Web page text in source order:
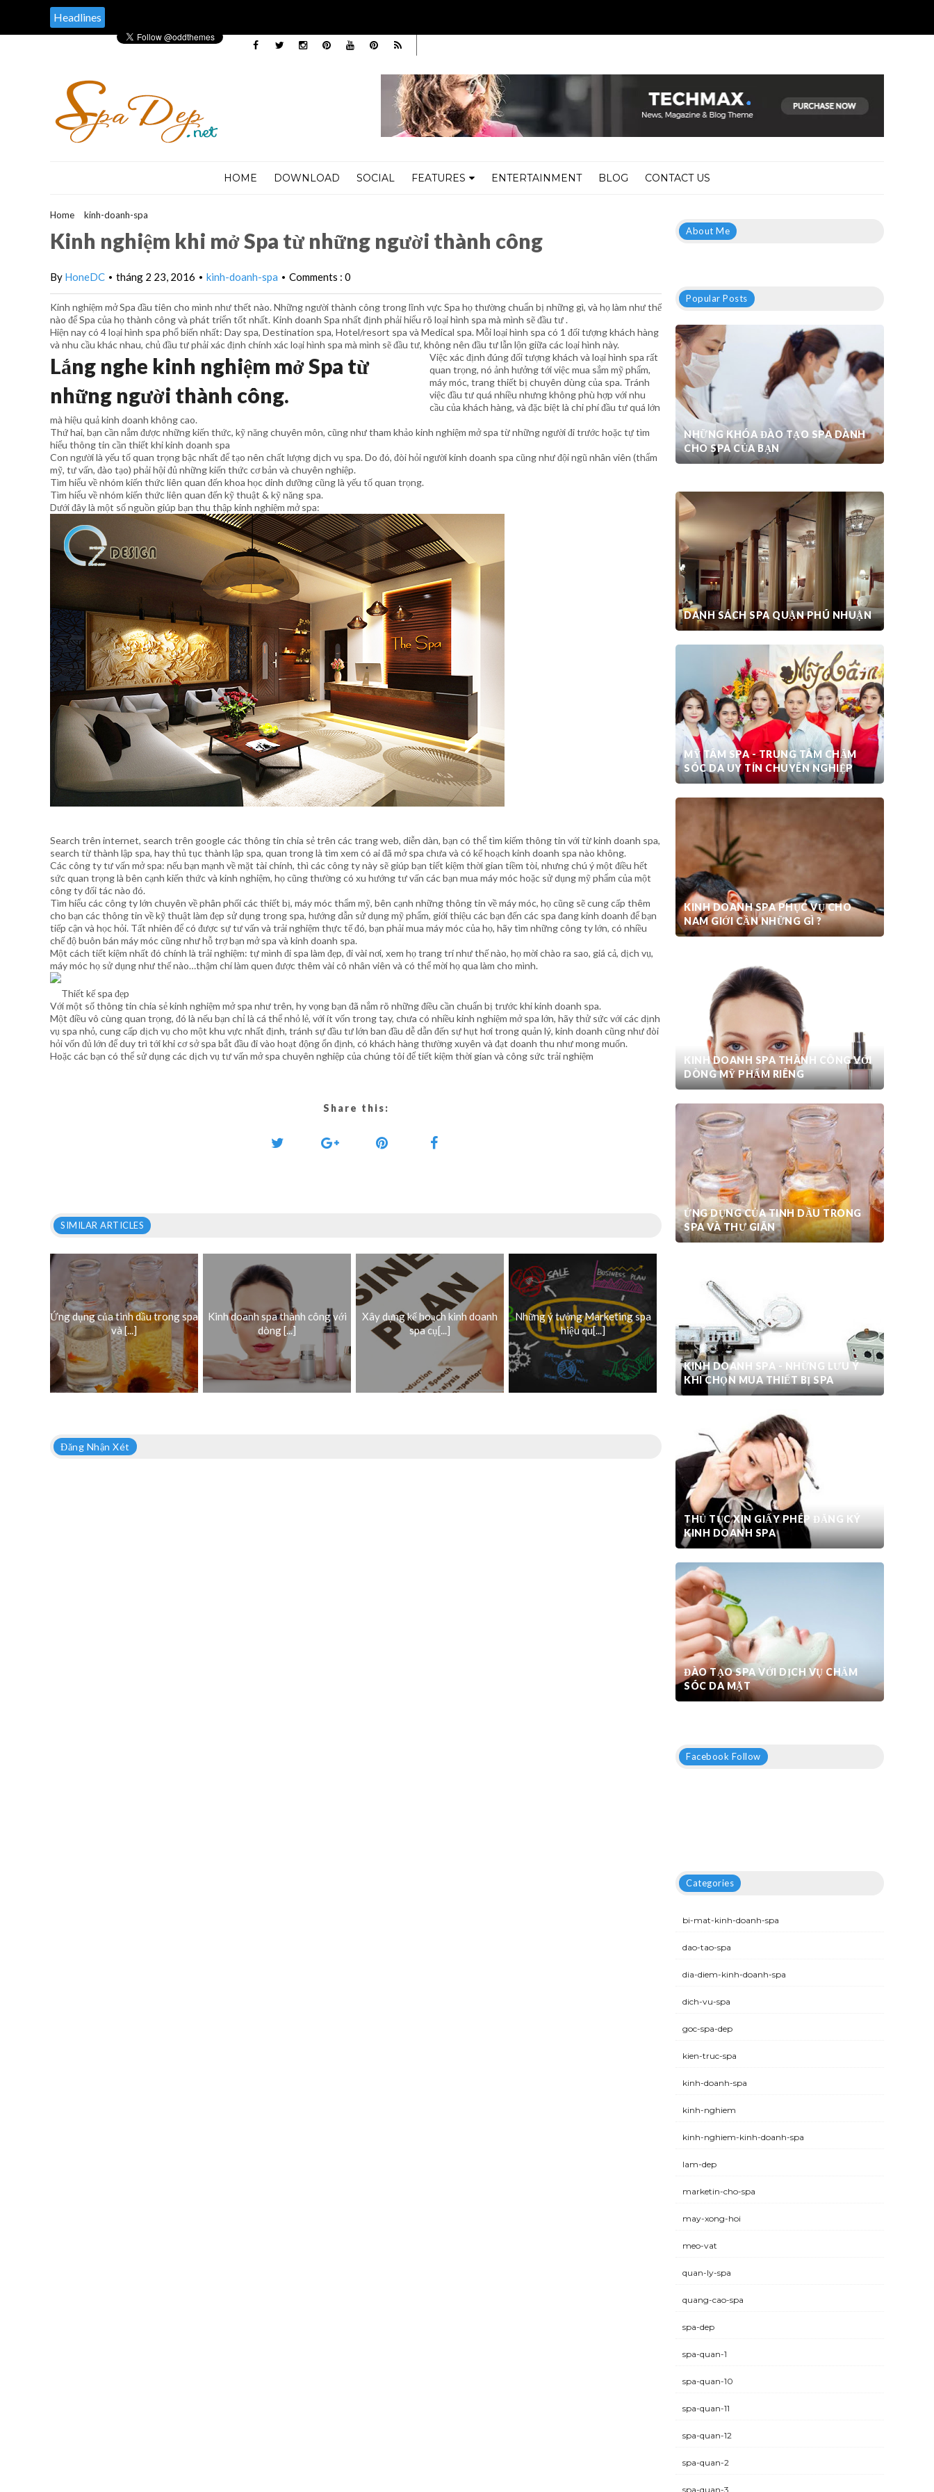
Headlines
HOME DOWNLOAD SOCIAL FEATURES ENTERTAINMENT BLOG CONTACT US
Home kinh-doanh-spa
Kinh nghiệm khi mở Spa từ những người thành công
By HoneDC • tháng 2 23, 2016 • kinh-doanh-spa • Comments : 0
Kinh nghiệm mở Spa đầu tiên cho mình như thết nào. Những người thành công trong lĩnh vực Spa họ thường chuẩn bị những gì, và họ làm như thế
nào để Spa của họ thành công và phát triển tốt nhất. Kinh doanh Spa nhất định phải hiểu rõ loại hình spa mà mình sẽ đầu tư .
Hiện nay có 4 loại hình spa phổ biến nhất: Day spa, Destination spa, Hotel/resort spa và Medical spa. Mỗi loại hình spa có 1 đối tượng khách hàng
và nhu cầu khác nhau, chủ đầu tư phải xác định chính xác loại hình spa mà mình sẽ đầu tư, không nên đầu tư lẫn lộn giữa các loại hình này.
Lắng nghe kinh nghiệm mở Spa từ
những người thành công.
Việc xác định đúng đối tượng khách và loại hình spa rất
quan trọng, nó ảnh hưởng tới việc mua sắm mỹ phẩm,
máy móc, trang thiết bị chuyên dùng của spa. Tránh
việc đầu tư quá nhiều nhưng không phù hợp với nhu
cầu của khách hàng, và đặc biệt là chi phí đầu tư quá lớn
mà hiệu quả kinh doanh không cao.
Thứ hai, bạn cần nắm được những kiến thức, kỹ năng chuyên môn, cũng như tham khảo kinh nghiệm mở spa từ những người đi trước hoặc tự tìm
hiểu thông tin cần thiết khi kinh doanh spa
Con người là yếu tố quan trọng bậc nhất để tạo nên chất lượng dịch vụ spa. Do đó, đòi hỏi người kinh doanh spa cũng như đội ngũ nhân viên (thẩm
mỹ, tư vấn, đào tạo) phải hội đủ những kiến thức cơ bản và chuyên nghiệp.
Tìm hiểu về nhóm kiến thức liên quan đến khoa học dinh dưỡng cũng là yếu tố quan trọng.
Tìm hiểu về nhóm kiến thức liên quan đến kỹ thuật & kỹ năng spa.
Dưới đây là một số nguồn giúp bạn thu thập kinh nghiệm mở spa:
Search trên internet, search trên google các thông tin chia sẻ trên các trang web, diễn dàn, bạn có thể tìm kiếm thông tin với từ kinh doanh spa,
search từ thành lập spa, hay thủ tục thành lập spa, quan trong là tìm xem có ai đã mở spa chưa và có kế hoạch kinh doanh spa nào không.
Các công ty tư vấn mở spa: nếu bạn mạnh về mặt tài chính, thì các công ty này sẽ giúp bạn tiết kiệm thời gian tiềm tòi, nhưng chú ý một điều hết
sức quan trọng là bên cạnh kiến thức và kinh nghiệm, họ cũng thường có xu hướng tư vấn các bạn mua máy móc hoặc sử dụng mỹ phẩm của một
công ty đối tác nào đó.
Tìm hiểu các công ty lớn chuyên về phân phối các thiết bị, máy móc thẩm mỹ, bên cạnh những thông tin về máy móc, họ cũng sẽ cung cấp thêm
cho bạn các thông tin về kỹ thuật làm đẹp sử dụng trong spa, hướng dẫn sử dụng mỹ phẩm, giới thiệu các bạn đến các spa đang kinh doanh để bạn
tiếp cận và học hỏi. Tất nhiên để có được sự tư vấn và trải nghiệm thực tế đó, bạn phải mua máy móc của họ, hãy tìm những công ty lớn, có nhiều
chế độ buôn bán máy móc cũng như hỗ trợ bạn mở spa và kinh doanh spa.
Một cách tiết kiệm nhất đó chính là trải nghiệm: tự mình đi spa làm đẹp, đi vài nơi, xem họ trang trí như thế nào, họ mời chào ra sao, giá cả, dịch vụ,
máy móc họ sử dụng như thế nào…thậm chí làm quen được thêm vài cô nhân viên và có thể mời họ qua làm cho mình.
Thiết kế spa đẹp
Với một số thông tin chia sẻ kinh nghiệm mở spa như trên, hy vọng bạn đã nắm rõ những điều cần chuẩn bị trước khi kinh doanh spa.
Một điều vô cùng quan trọng, đó là nếu bạn chỉ là cá thể nhỏ lẻ, với ít vốn trong tay, chưa có nhiều kinh nghiệm mở spa lớn, hãy thử sức với các dịnh
vụ spa nhỏ, cung cấp dịch vụ cho một khu vực nhất định, tránh sự đầu tư lớn ban đầu dễ dẫn đến sự hụt hơi trong quản lý, kinh doanh cũng như đòi
hỏi vốn đủ lớn để duy trì tới khi cơ sở spa bắt đầu đi vào hoạt động ổn định, có khách hàng thường xuyên và đạt doanh thu như mong muốn.
Hoặc các bạn có thể sử dụng các dịch vụ tư vấn mở spa chuyên nghiệp của chúng tôi để tiết kiệm thời gian và công sức trải nghiệm
Share this:
SIMILAR ARTICLES
Ứng dụng của tinh dầu trong spa
và [...]
Kinh doanh spa thành công với
dòng [...]
Xây dựng kế hoạch kinh doanh
spa cụ[...]
Những ý tưởng Marketing spa
hiệu qu[...]
Đăng Nhận Xét
About Me
Popular Posts
NHỮNG KHÓA ĐÀO TẠO SPA DÀNH
CHO SPA CỦA BẠN
THIẾT KẾ SPA CHUYÊN NGHIỆP
DANH SÁCH SPA QUẬN PHÚ NHUẬN
MỸ TÂM SPA - TRUNG TÂM CHĂM
SÓC DA UY TÍN CHUYÊN NGHIỆP
KINH DOANH SPA PHỤC VỤ CHO
NAM GIỚI CẦN NHỮNG GÌ ?
KINH DOANH SPA THÀNH CÔNG VỚI
DÒNG MỸ PHẨM RIÊNG
ỨNG DỤNG CỦA TINH DẦU TRONG
SPA VÀ THƯ GIÃN
KINH DOANH SPA - NHỮNG LƯU Ý
KHI CHỌN MUA THIẾT BỊ SPA
THỦ TỤC XIN GIẤY PHÉP ĐĂNG KÝ
KINH DOANH SPA
ĐÀO TẠO SPA VỚI DỊCH VỤ CHĂM
SÓC DA MẶT
Facebook Follow
Categories
bi-mat-kinh-doanh-spa
dao-tao-spa
dia-diem-kinh-doanh-spa
dich-vu-spa
goc-spa-dep
kien-truc-spa
kinh-doanh-spa
kinh-nghiem
kinh-nghiem-kinh-doanh-spa
lam-dep
marketin-cho-spa
may-xong-hoi
meo-vat
quan-ly-spa
quang-cao-spa
spa-dep
spa-quan-1
spa-quan-10
spa-quan-11
spa-quan-12
spa-quan-2
spa-quan-3